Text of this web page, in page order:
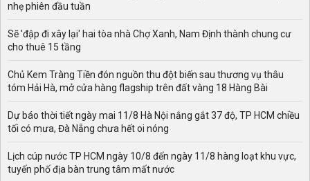
nhẹ phiên đầu tuần
Sẽ 'đập đi xây lại' hai tòa nhà Chợ Xanh, Nam Định thành chung cư
cho thuê 15 tầng
Chủ Kem Tràng Tiền đón nguồn thu đột biến sau thương vụ thâu
tóm Hải Hà, mở cửa hàng flagship trên đất vàng 18 Hàng Bài
Dự báo thời tiết ngày mai 11/8 Hà Nội nắng gắt 37 độ, TP HCM chiều
tối có mưa, Đà Nẵng chưa hết oi nóng
Lịch cúp nước TP HCM ngày 10/8 đến ngày 11/8 hàng loạt khu vực,
tuyến phố địa bàn trung tâm mất nước